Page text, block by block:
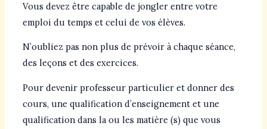
Vous devez être capable de jongler entre votre
emploi du temps et celui de vos élèves.
N’oubliez pas non plus de prévoir à chaque séance,
des leçons et des exercices.
Pour devenir professeur particulier et donner des
cours, une qualification d’enseignement et une
qualification dans la ou les matière (s) que vous